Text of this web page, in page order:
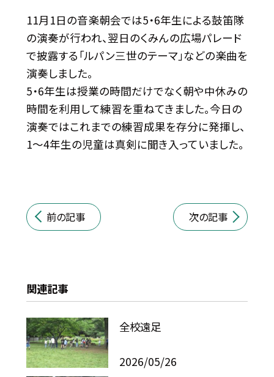
11月1日の音楽朝会では5・6年生による鼓笛隊
の演奏が行われ、翌日のくみんの広場パレード
で披露する「ルパン三世のテーマ」などの楽曲を
演奏しました。
5・6年生は授業の時間だけでなく朝や中休みの
時間を利用して練習を重ねてきました。今日の
演奏ではこれまでの練習成果を存分に発揮し、
1〜4年生の児童は真剣に聞き入っていました。
前の記事 次の記事
関連記事
全校遠足
2026/05/26